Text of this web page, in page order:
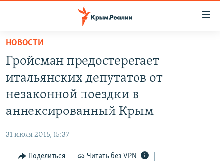
Вернуться
основному
содержанию
главной
Вернутся
поиску
СПЕЦПРОЕКТЫ
КАРТА ВОЕННЫХ ОБЪЕКТОВ КРЫМА
ИНФОГРАФИКА
РАДІО СВОБОДА
КАК ОБОЙТИ БЛОКИРОВКУ
НОВОСТИ
Гройсман предостерегает
итальянских депутатов от
незаконной поездки в
аннексированный Крым
31 июля 2015, 15:37
Поделиться Читать без VPN